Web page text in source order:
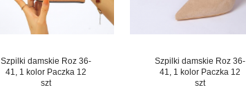
Szpilki damskie Roz 36-
41, 1 kolor Paczka 12
szt
Szpilki damskie Roz 36-
41, 1 kolor Paczka 12
szt